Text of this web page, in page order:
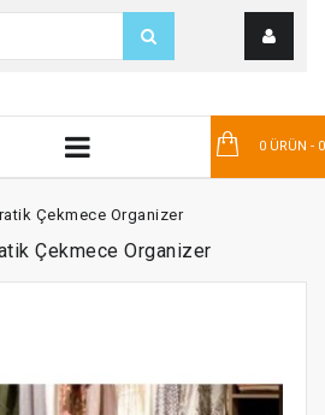
0 ÜRÜN -
Çekmece Organizer
Çekmece Organizer